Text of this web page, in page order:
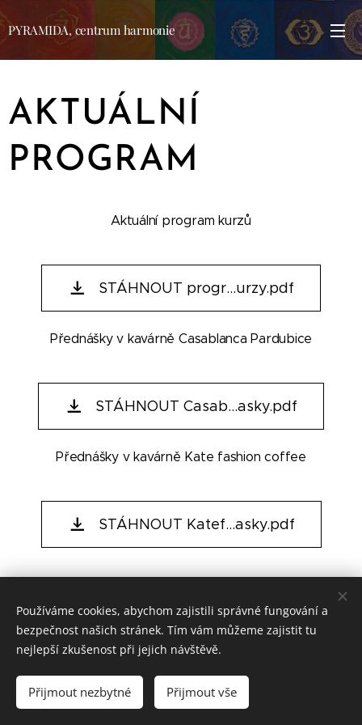
PYRAMIDA, centrum harmonie
AKTUÁLNÍ
PROGRAM
Aktuální program kurzů
STÁHNOUT progr...urzy.pdf
Přednášky v kavárně Casablanca Pardubice
STÁHNOUT Casab...asky.pdf
Přednášky v kavárně Kate fashion coffee
STÁHNOUT Katef...asky.pdf
© 2020 Jiřina Slámová, PYRAMIDA, centrum harmonie Chrudim
Cookies
Používáme cookies, abychom zajistili správné fungování a
bezpečnost našich stránek. Tím vám můžeme zajistit tu
nejlepší zkušenost při jejich návštěvě.
Přijmout nezbytné Přijmout vše